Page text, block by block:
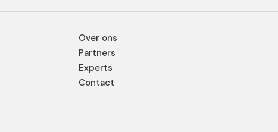
Over ons
Partners
Experts
Contact